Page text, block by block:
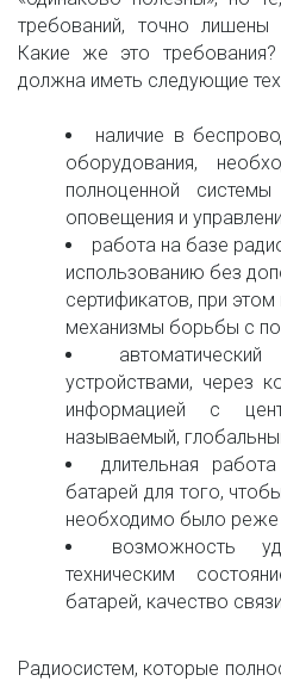
требований, точно лишены
Какие же это
должна иметь следующие
наличие в
оборудования,
полноценной
оповещения и
работа на базе
использованию без
сертификатов, при
механизмы борьбы с
устройствами, через
информацией с
называемый,
длительная
батарей для того,
необходимо было реже
возможность
техническим
батарей, качество
Радиосистем, которые